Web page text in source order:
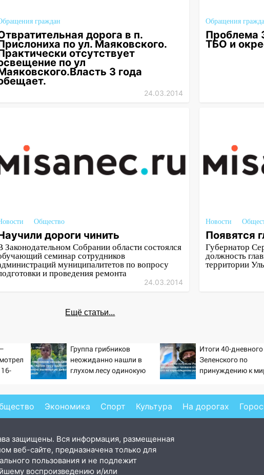
граждан
дорога в п.
по ул. Маяковского.
отсутствует
по ул
3 года
24.03.2014
Обращения
Проблема
ТБО и
Общество
дороги чинить
Законодательном Собрании области состоялся
семинар сотрудников
муниципалитетов по вопросу
и проведения ремонта
24.03.2014
Новости
Появятся
Губернатор
должность
территории
Ещё статьи...
Группа грибников
неожиданно нашли в
глухом лесу одинокую
Итоги 40-
Зеленского по
принуждению к
Украины от
Коца
Экономика Спорт Культура На дорогах
защищены. Вся информация, размещенная
веб-сайте, предназначена только для
пользования и не подлежит
воспроизведению и/или